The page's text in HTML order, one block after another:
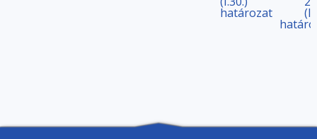
határozat